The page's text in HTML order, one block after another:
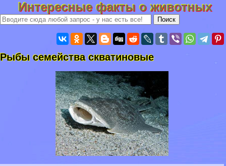
Интересные факты о животных
Рыбы семейства скватиновые